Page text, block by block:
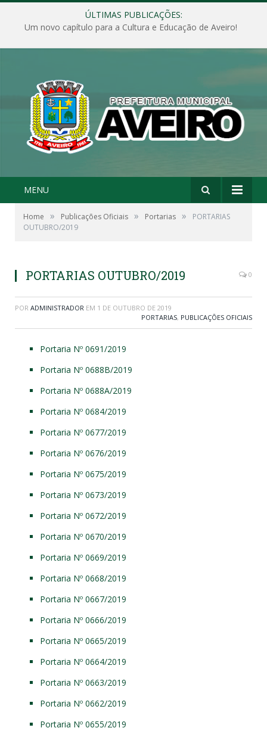
ÚLTIMAS PUBLICAÇÕES:
Um novo capítulo para a Cultura e Educação de Aveiro!
MENU
Home » Publicações Oficiais » Portarias »
PORTARIAS
OUTUBRO/2019
PORTARIAS OUTUBRO/2019 0
POR ADMINISTRADOR EM 1 DE OUTUBRO DE 2019
PORTARIAS, PUBLICAÇÕES OFICIAIS
Portaria Nº 0691/2019
Portaria Nº 0688B/2019
Portaria Nº 0688A/2019
Portaria Nº 0684/2019
Portaria Nº 0677/2019
Portaria Nº 0676/2019
Portaria Nº 0675/2019
Portaria Nº 0673/2019
Portaria Nº 0672/2019
Portaria Nº 0670/2019
Portaria Nº 0669/2019
Portaria Nº 0668/2019
Portaria Nº 0667/2019
Portaria Nº 0666/2019
Portaria Nº 0665/2019
Portaria Nº 0664/2019
Portaria Nº 0663/2019
Portaria Nº 0662/2019
Portaria Nº 0655/2019